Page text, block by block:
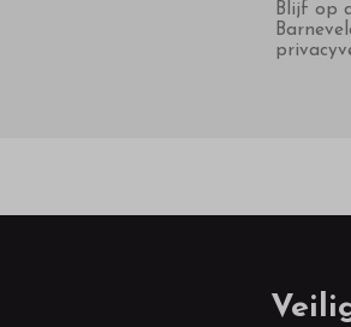
Blijf op